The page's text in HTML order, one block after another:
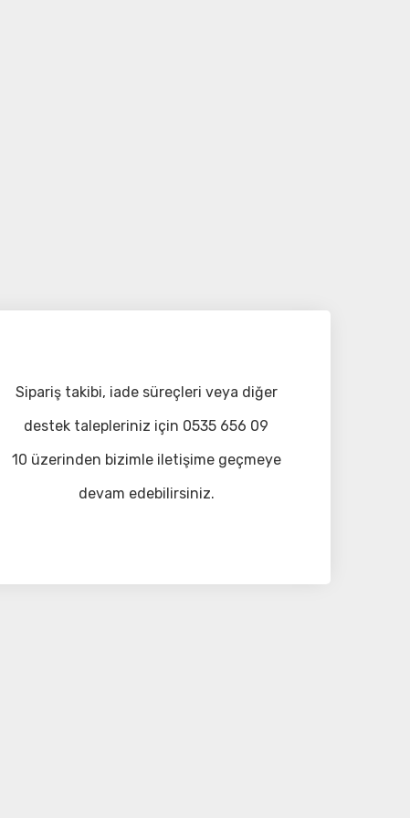
Sipariş takibi, iade süreçleri veya diğer
destek talepleriniz için 0535 656 09
10 üzerinden bizimle iletişime geçmeye
devam edebilirsiniz.